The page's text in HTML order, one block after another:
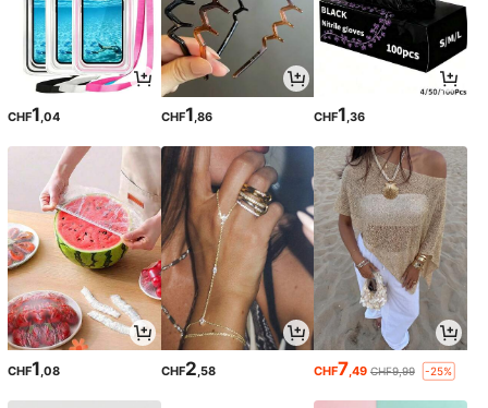
CHF1,04 CHF1,86 CHF1,36
CHF1 ,08 CHF2 ,58 CHF7 ,49 CHF9,99 -25%